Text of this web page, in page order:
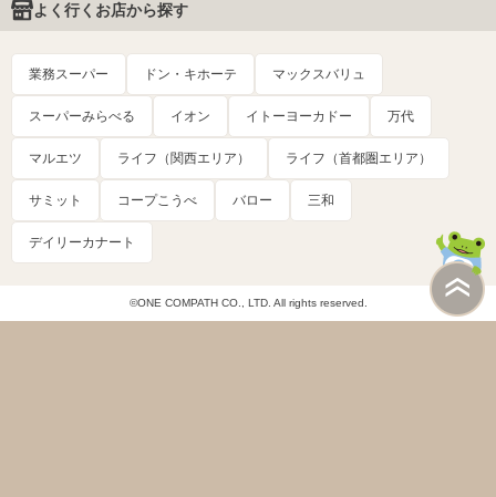
よく行くお店から探す
業務スーパー ドン・キホーテ マックスバリュ
スーパーみらべる イオン イトーヨーカドー 万代
マルエツ ライフ（関西エリア） ライフ（首都圏エリア）
サミット コープこうべ バロー 三和
デイリーカナート
©ONE COMPATH CO., LTD. All rights reserved.